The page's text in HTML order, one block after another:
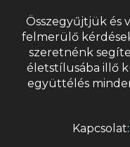
Összegyűjtjük és
felmerülő
szeretnénk
életstílusába illő
együttélés
Kapcsolat: